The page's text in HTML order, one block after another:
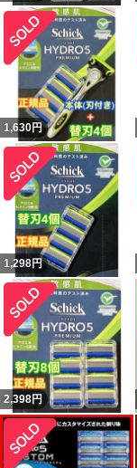
1,630円
1,298円
2,398円